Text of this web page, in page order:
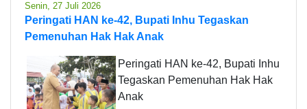
Senin, 27 Juli 2026
Peringati HAN ke-42, Bupati Inhu Tegaskan
Pemenuhan Hak Hak Anak
Peringati HAN ke-42, Bupati Inhu
Tegaskan Pemenuhan Hak Hak
Anak